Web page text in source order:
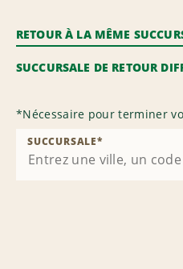
RETOUR À LA MÊME
SUCCURSALE DE RETOUR
*Nécessaire pour terminer
SUCCURSALE*